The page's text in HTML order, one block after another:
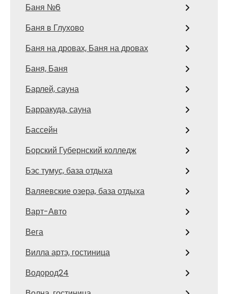
Баня №6
Баня в Глухово
Баня на дровах, Баня на дровах
Баня, Баня
Барлей, сауна
Барракуда, сауна
Бассейн
Борский Губернский колледж
Бэс тумус, база отдыха
Валяевские озера, база отдыха
Варт-Авто
Вега
Вилла артэ, гостиница
Водород24